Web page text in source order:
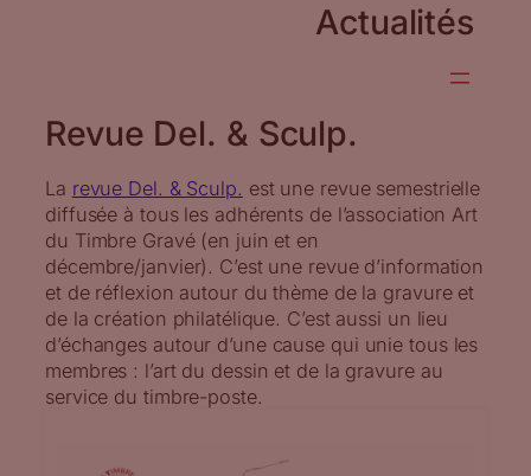
Actualités
Revue Del. & Sculp.
La revue Del. & Sculp. est une revue semestrielle
diffusée à tous les adhérents de l’association Art
du Timbre Gravé (en juin et en
décembre/janvier). C’est une revue d’information
et de réflexion autour du thème de la gravure et
de la création philatélique. C’est aussi un lieu
d’échanges autour d’une cause qui unie tous les
membres : l’art du dessin et de la gravure au
service du timbre-poste.